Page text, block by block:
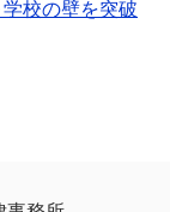
校の壁を突破